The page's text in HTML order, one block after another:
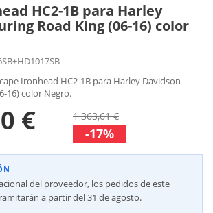
HC2-1B para Harley
Road King (06-16) color
Ironhead HC2-1B para Harley Davidson
16) color Negro.
€ 1 363,61 €
-17%
del proveedor, los pedidos de este
a partir del 31 de agosto.